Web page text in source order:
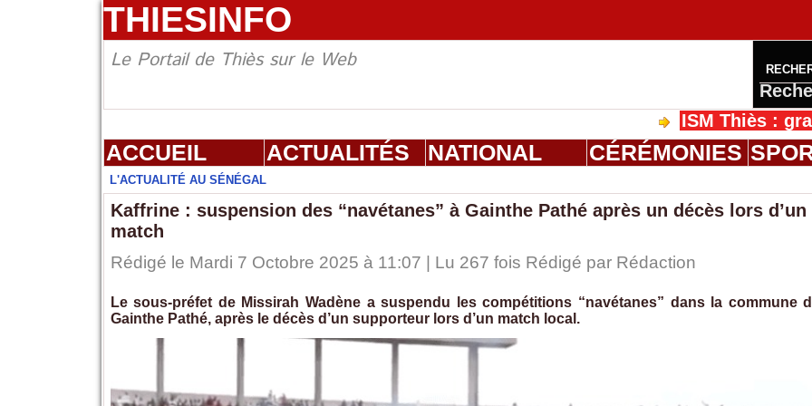
THIESINFO
Le Portail de Thiès sur le Web
ISM Thiès :
ACCUEIL ACTUALITÉS NATIONAL CÉRÉMONIES
L'ACTUALITÉ AU SÉNÉGAL
Kaffrine : suspension des “navétanes” à Gainthe Pathé après un décès lors d’un
match
Rédigé le Mardi 7 Octobre 2025 à 11:07 | Lu 267 fois Rédigé par Rédaction
Le sous-préfet de Missirah Wadène a suspendu les compétitions “navétanes” dans la commune
Gainthe Pathé, après le décès d’un supporteur lors d’un match local.